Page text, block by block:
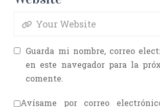
Guarda mi nombre, correo
en este navegador para la
comente.
Avísame por correo